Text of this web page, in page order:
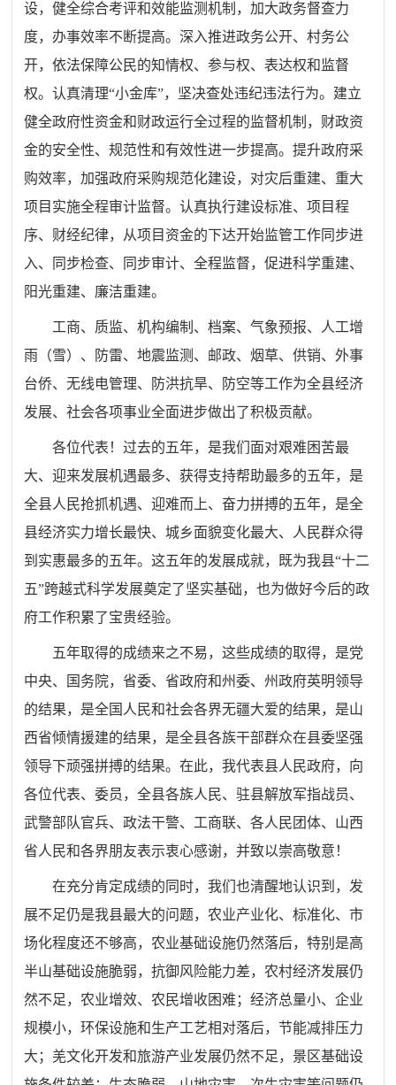
设，健全综合考评和效能监测机制，加大政务督查力
度，办事效率不断提高。深入推进政务公开、村务公
开，依法保障公民的知情权、参与权、表达权和监督
权。认真清理“小金库”，坚决查处违纪违法行为。建立
健全政府性资金和财政运行全过程的监督机制，财政资
金的安全性、规范性和有效性进一步提高。提升政府采
购效率，加强政府采购规范化建设，对灾后重建、重大
项目实施全程审计监督。认真执行建设标准、项目程
序、财经纪律，从项目资金的下达开始监管工作同步进
入、同步检查、同步审计、全程监督，促进科学重建、
阳光重建、廉洁重建。
工商、质监、机构编制、档案、气象预报、人工增
雨（雪）、防雷、地震监测、邮政、烟草、供销、外事
台侨、无线电管理、防洪抗旱、防空等工作为全县经济
发展、社会各项事业全面进步做出了积极贡献。
各位代表！过去的五年，是我们面对艰难困苦最
大、迎来发展机遇最多、获得支持帮助最多的五年，是
全县人民抢抓机遇、迎难而上、奋力拼搏的五年，是全
县经济实力增长最快、城乡面貌变化最大、人民群众得
到实惠最多的五年。这五年的发展成就，既为我县“十二
五”跨越式科学发展奠定了坚实基础，也为做好今后的政
府工作积累了宝贵经验。
五年取得的成绩来之不易，这些成绩的取得，是党
中央、国务院，省委、省政府和州委、州政府英明领导
的结果，是全国人民和社会各界无疆大爱的结果，是山
西省倾情援建的结果，是全县各族干部群众在县委坚强
领导下顽强拼搏的结果。在此，我代表县人民政府，向
各位代表、委员，全县各族人民、驻县解放军指战员、
武警部队官兵、政法干警、工商联、各人民团体、山西
省人民和各界朋友表示衷心感谢，并致以崇高敬意！
在充分肯定成绩的同时，我们也清醒地认识到，发
展不足仍是我县最大的问题，农业产业化、标准化、市
场化程度还不够高，农业基础设施仍然落后，特别是高
半山基础设施脆弱，抗御风险能力差，农村经济发展仍
然不足，农业增效、农民增收困难；经济总量小、企业
规模小，环保设施和生产工艺相对落后，节能减排压力
大；羌文化开发和旅游产业发展仍然不足，景区基础设